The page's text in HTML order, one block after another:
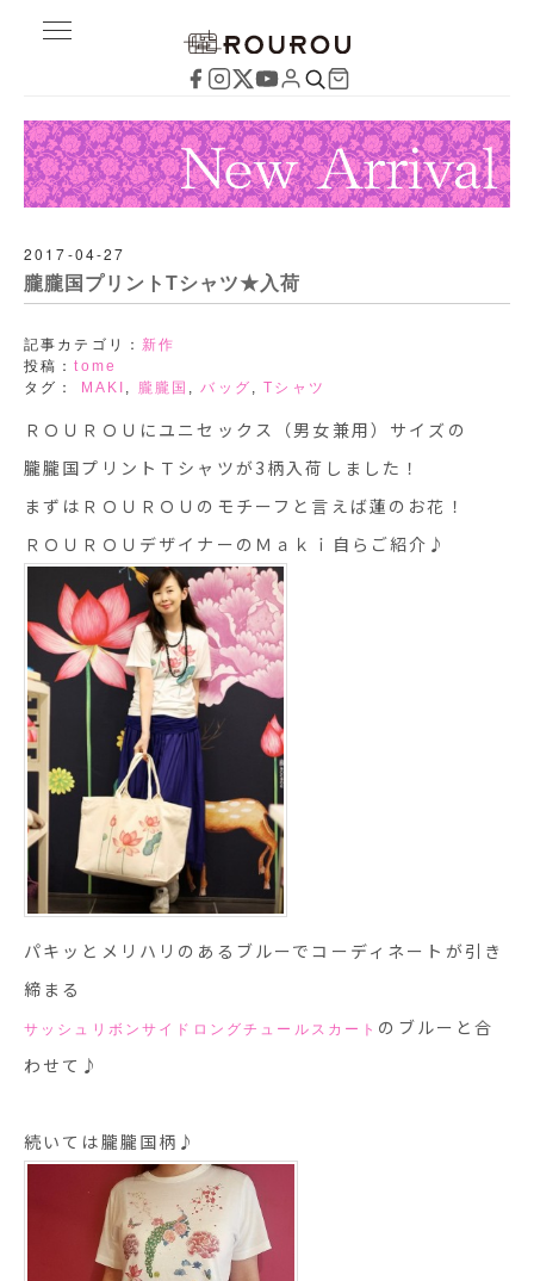
2017-04-27
朧朧国プリントTシャツ★入荷
記事カテゴリ： 新作
投稿：tome
タグ： MAKI 朧朧国 バッグ ,Tシャツ
ＲＯＵＲＯＵにユニセックス（男女兼用）サイズの
朧朧国プリントＴシャツが3柄入荷しました！
まずはＲＯＵＲＯＵのモチーフと言えば蓮のお花！
ＲＯＵＲＯＵデザイナーのＭａｋｉ自らご紹介♪
パキッとメリハリのあるブルーでコーディネートが引き
締まる
サッシュリボンサイドロングチュールスカート のブルーと合
わせて♪
続いては朧朧国柄♪